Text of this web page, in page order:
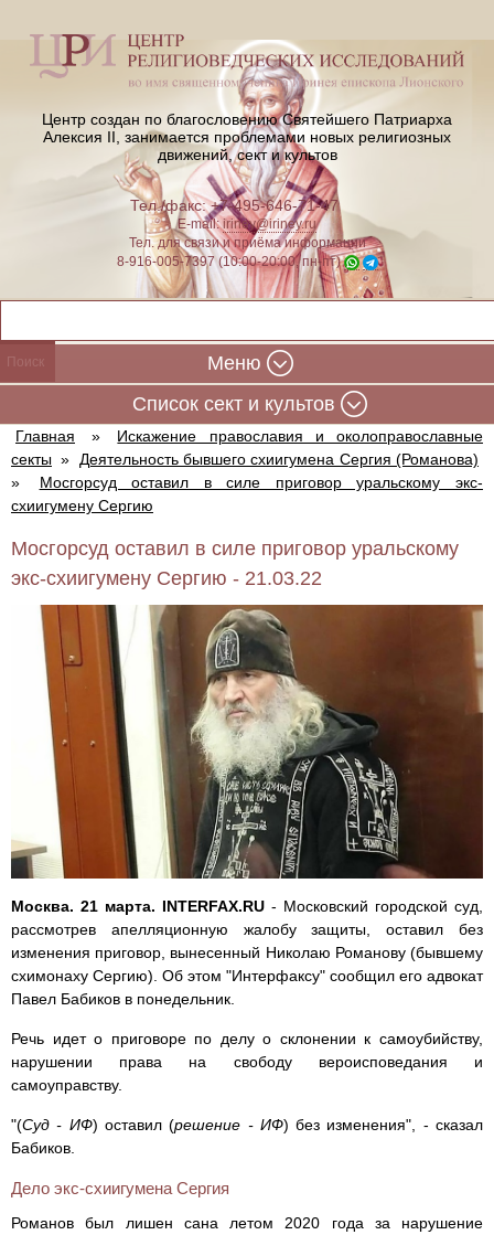
Центр создан по благословению Святейшего Патриарха
Алексия II, занимается проблемами новых религиозных
движений, сект и культов
Тел./факс: +7-495-646-71-47
E-mail:iriney@iriney.ru
Тел. для связи и приёма информации
8-916-005-7397 (10:00-20:00, пн-пт)
Меню
Cписок сект и культов
Главная »
Искажение православия и околоправославные
секты »
Деятельность бывшего схиигумена Сергия (Романова)
»
Мосгорсуд оставил в силе приговор уральскому экс-
схиигумену Сергию
Мосгорсуд оставил в силе приговор уральскому
экс-схиигумену Сергию - 21.03.22
Москва. 21 марта. INTERFAX.RU - Московский городской суд,
рассмотрев апелляционную жалобу защиты, оставил без
изменения приговор, вынесенный Николаю Романову (бывшему
схимонаху Сергию). Об этом "Интерфаксу" сообщил его адвокат
Павел Бабиков в понедельник.
Речь идет о приговоре по делу о склонении к самоубийству,
нарушении права на свободу вероисповедания и
самоуправству.
"(Суд - ИФ) оставил (решение - ИФ) без изменения", - сказал
Бабиков.
Дело экс-схиигумена Сергия
Романов был лишен сана летом 2020 года за нарушение